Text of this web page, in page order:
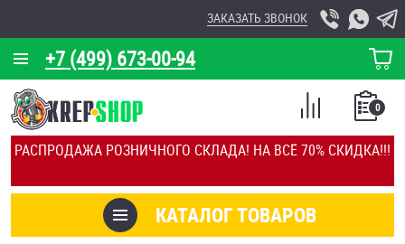
РАСПРОДАЖА РОЗНИЧНОГО СКЛАДА! НА ВСЁ 70% СКИДКА!!!
+7 (499) 673-00-94
ЗАКАЗАТЬ ЗВОНОК
КОРЗИНА
О КОМПАНИИ
КАЛЬКУЛЯТОР
ОТЗЫВЫ
КАТАЛОГ ТОВАРОВ
0
СПИСОК
СРАВНЕНИЕ